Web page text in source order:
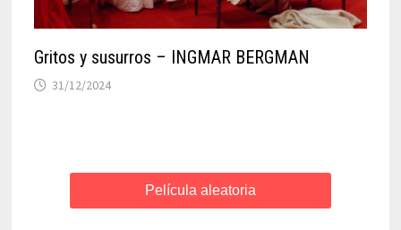
Gritos y susurros – INGMAR BERGMAN
31/12/2024
Película aleatoria